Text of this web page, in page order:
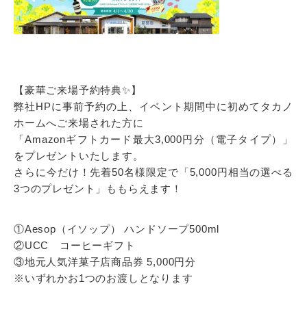
【豪華ご来場予約特典✨】
弊社HPに事前予約の上、イベント期間中に初めてタカノ
ホームへご来場された方に
「Amazonギフトカード最大3,000円分（電子タイプ）」
をプレゼントいたします。
さらに今だけ！先着50名様限定で「5,000円相当の選べる
3つのプレゼント」ももらえます！
①Aesop（イソップ） ハンドソープ500ml
②UCC コーヒーギフト
③地元人気洋菓子店商品券 5,000円分
※いずれかお1つのお渡しとなります